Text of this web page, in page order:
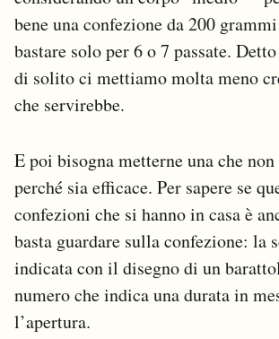
bene una confezione da 200
bastare solo per 6 o 7 passate.
di solito ci mettiamo molta meno
che servirebbe.
E poi bisogna metterne una che non
perché sia efficace. Per sapere se
confezioni che si hanno in casa è
basta guardare sulla confezione: la
indicata con il disegno di un
numero che indica una durata in
l’apertura.